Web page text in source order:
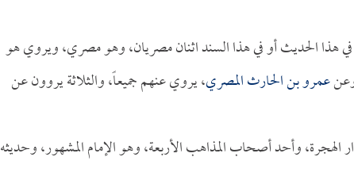
الحديث أو في هذا السند اثنان مصريان، وهو مصري، ويروي هو
عمرو بن الحارث المصري، يروي عنهم جميعاً، والثلاثة يروون عن
الهجرة، وأحد أصحاب المذاهب الأربعة، وهو الإمام المشهور، وحديثه